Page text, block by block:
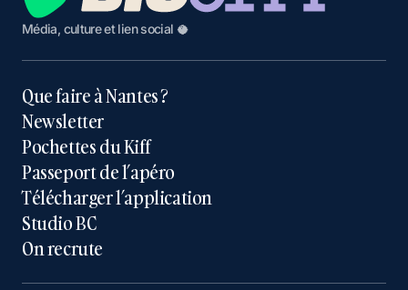
Média, culture et lien social 🥥
Que faire à Nantes ?
Newsletter
Pochettes du Kiff
Passeport de l’apéro
Télécharger l’application
Studio BC
On recrute